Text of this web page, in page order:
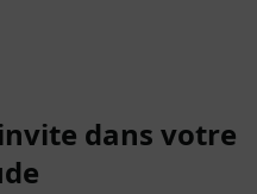
dans votre